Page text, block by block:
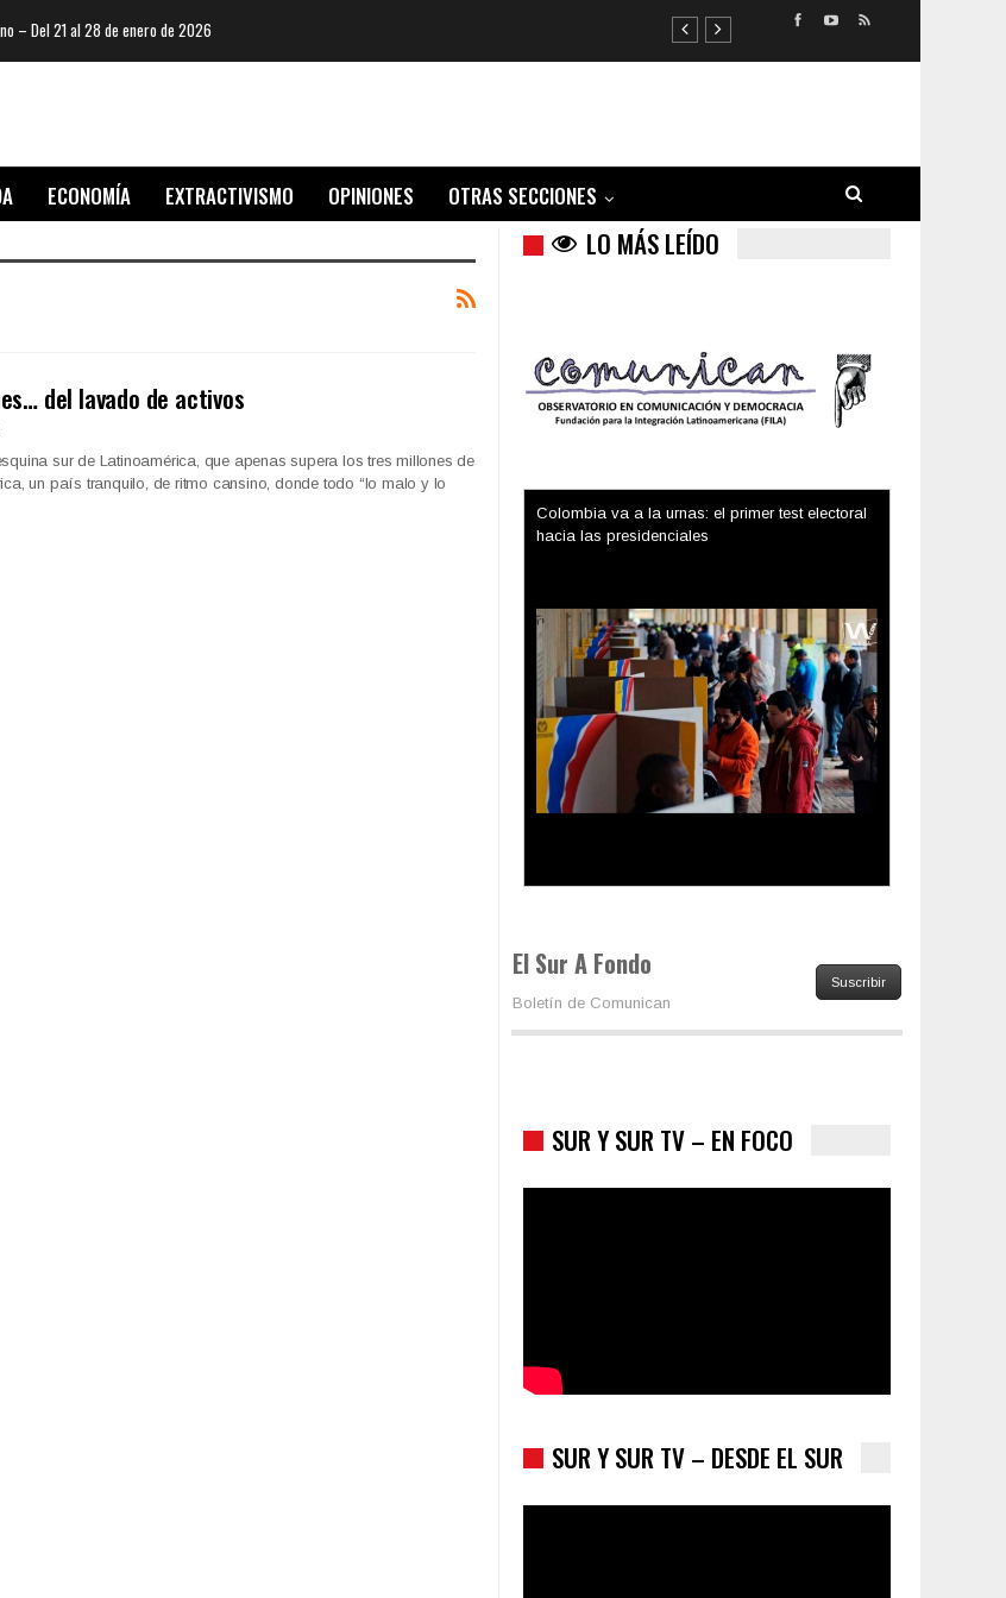
– Del 21 al 28 de enero de 2026
ECONOMÍA EXTRACTIVISMO OPINIONES OTRAS SECCIONES
del lavado de activos
sur de Latinoamérica, que apenas supera los tres millones de
un país tranquilo, de ritmo cansino, donde todo “lo malo y lo
LO MÁS LEÍDO
Colombia va a la urnas: el primer test electoral
hacia las presidenciales
El Sur A Fondo
Boletín de Comunican
Suscribir
SUR Y SUR TV – EN FOCO
SUR Y SUR TV – DESDE EL SUR